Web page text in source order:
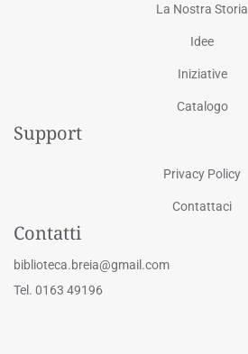
La Nostra Storia
Idee
Iniziative
Catalogo
Support
Privacy Policy
Contattaci
Contatti
biblioteca.breia@gmail.com
Tel. 0163 49196